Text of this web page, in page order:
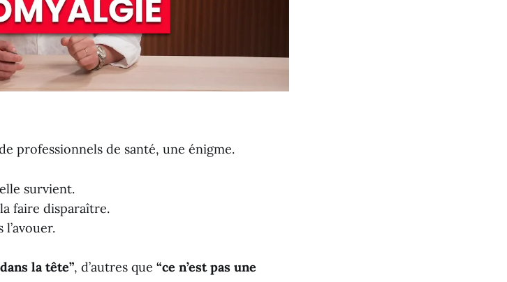
professionnels de santé, une énigme.
survient.
faire disparaître.
dans la tête”, d’autres que “ce n’est pas une